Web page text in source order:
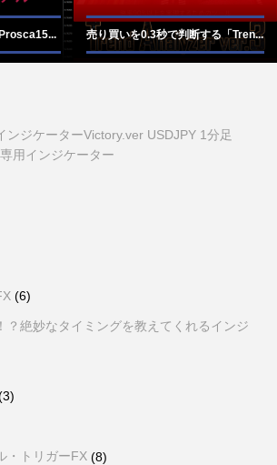
売り買いを0.3秒で判断する「Tren...
ンジケーターVictory.ver USDJPY 1分足
用インジケーター
(6)
？絶妙なタイミングを教えてくれるインジ
・トリガーFX(8)